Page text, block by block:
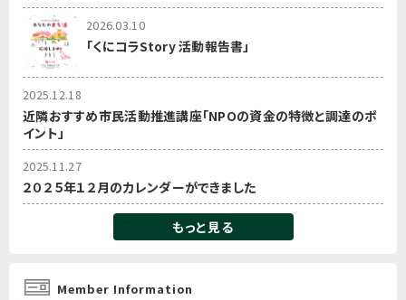
2026.03.10
「くにコラStory 活動報告書」
2025.12.18
近隣おすすめ市民活動推進講座「NPOの資金の特徴と調達のポ
イント」
2025.11.27
２０２５年１２月のカレンダーができました
もっと見る
Member Information